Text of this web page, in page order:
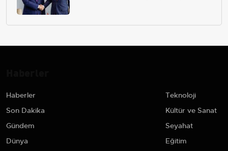
Haberler
Son Dakika
Gündem
Dünya
Teknoloji
Kültür ve Sanat
Seyahat
Eğitim